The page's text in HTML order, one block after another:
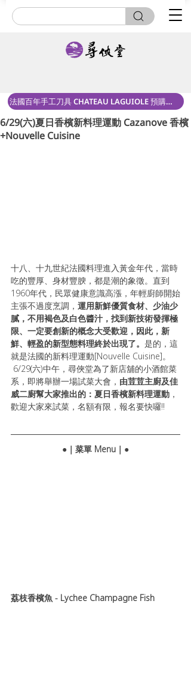
法國百年手工刀具 CHATEAU LAGUIOLE 預購中！
6/29(六)夏日香檳新料理運動 Cazanove 香檳
+Nouvelle Cuisine
十八、十九世紀法國料理進入黃金年代，當時
吃的豐厚、身材豐腴，都是潮的象徵。直到
1960年代，民眾健康意識高漲，年輕廚師開始
主張不過度烹調， 運用新鮮優質食材、少油少
膩，不用褐色及白色醬汁，找到新技術發揮極
限、一定要創新的概念大受歡迎，因此，新
鮮、輕盈的新型態料理終於出現了。 是的，這
就是法國的新料理運動[Nouvelle Cuisine]。
6/29(六)中午，尋俠堂為了新店舖的小酒館菜
系，即將舉辦一場試菜大會， 由荳荳主廚及佳
威二廚幫大家推出的：夏日香檳新料理運動 ，
歡迎大家來試菜，名額有限，報名要快囉!!
●｜菜單 Menu｜●
荔枝香檳魚 - Lychee Champagne Fish